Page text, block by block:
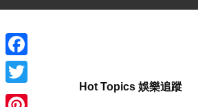
Facebook
Twitter
Hot Topics 娛樂追蹤